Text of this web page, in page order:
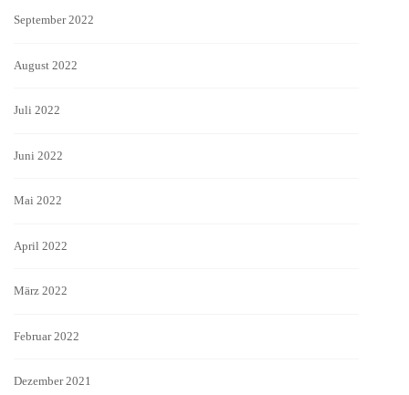
September 2022
August 2022
Juli 2022
Juni 2022
Mai 2022
April 2022
März 2022
Februar 2022
Dezember 2021